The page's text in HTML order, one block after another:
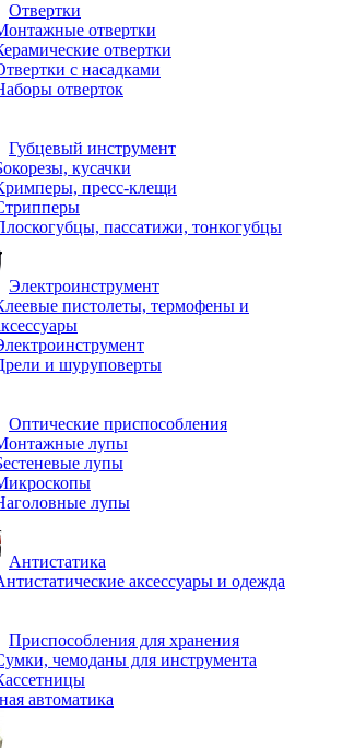
Отвертки
отвертки
отвертки
с насадками
отверток
Губцевый инструмент
кусачки
пресс-клещи
пассатижи, тонкогубцы
Электроинструмент
пистолеты, термофены и
и шуруповерты
Оптические приспособления
лупы
лупы
лупы
Антистатика
аксессуары и одежда
Приспособления для хранения
чемоданы для инструмента
автоматика